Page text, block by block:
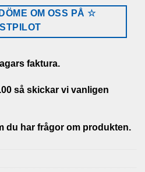
OM OSS PÅ ☆
faktura.
så skickar vi vanligen
du har frågor om produkten.